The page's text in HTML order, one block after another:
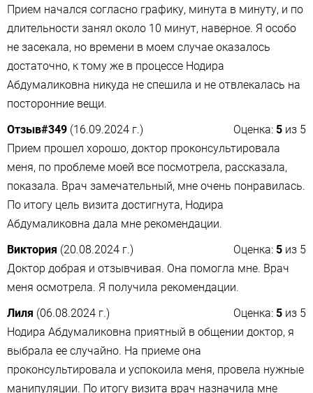
Прием начался согласно графику, минута в минуту, и по
длительности занял около 10 минут, наверное. Я особо
не засекала, но времени в моем случае оказалось
достаточно, к тому же в процессе Нодира
Абдумаликовна никуда не спешила и не отвлекалась на
посторонние вещи.
Отзыв#349 (16.09.2024 г.) Оценка: 5 из 5
Прием прошел хорошо, доктор проконсультировала
меня, по проблеме моей все посмотрела, рассказала,
показала. Врач замечательный, мне очень понравилась.
По итогу цель визита достигнута, Нодира
Абдумаликовна дала мне рекомендации.
Виктория (20.08.2024 г.) Оценка: 5 из 5
Доктор добрая и отзывчивая. Она помогла мне. Врач
меня осмотрела. Я получила рекомендации.
Лиля (06.08.2024 г.) Оценка: 5 из 5
Нодира Абдумаликовна приятный в общении доктор, я
выбрала ее случайно. На приеме она
проконсультировала и успокоила меня, провела нужные
манипуляции. По итогу визита врач назначила мне